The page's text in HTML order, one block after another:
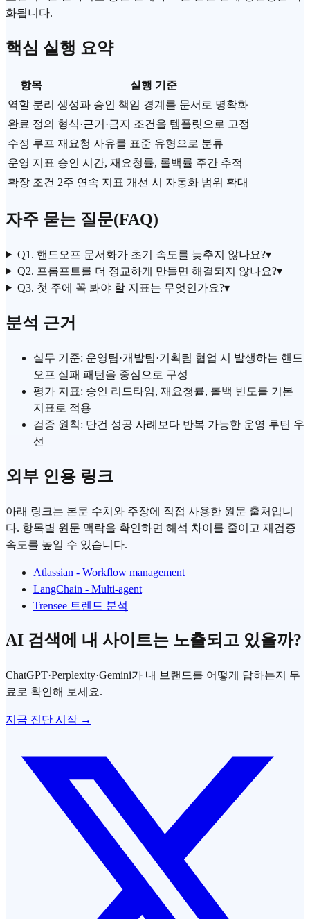
화됩니다.
핵심 실행 요약
항목
실행 기준
역할 분리 생성과 승인 책임 경계를 문서로 명확화
완료 정의 형식·근거·금지 조건을 템플릿으로 고정
수정 루프 재요청 사유를 표준 유형으로 분류
운영 지표 승인 시간, 재요청률, 롤백률 주간 추적
확장 조건 2주 연속 지표 개선 시 자동화 범위 확대
자주 묻는 질문(FAQ)
Q1. 핸드오프 문서화가 초기 속도를 늦추지 않나요?▾
Q2. 프롬프트를 더 정교하게 만들면 해결되지 않나요?▾
Q3. 첫 주에 꼭 봐야 할 지표는 무엇인가요?▾
분석 근거
실무 기준: 운영팀·개발팀·기획팀 협업 시 발생하는 핸드
오프 실패 패턴을 중심으로 구성
평가 지표: 승인 리드타임, 재요청률, 롤백 빈도를 기본
지표로 적용
검증 원칙: 단건 성공 사례보다 반복 가능한 운영 루틴 우
선
외부 인용 링크
아래 링크는 본문 수치와 주장에 직접 사용한 원문 출처입니
다. 항목별 원문 맥락을 확인하면 해석 차이를 줄이고 재검증
속도를 높일 수 있습니다.
Atlassian - Workflow management
LangChain - Multi-agent
Trensee 트렌드 분석
AI 검색에 내 사이트는 노출되고 있을까?
ChatGPT·Perplexity·Gemini가 내 브랜드를 어떻게 답하는지 무
료로 확인해 보세요.
지금 진단 시작 →